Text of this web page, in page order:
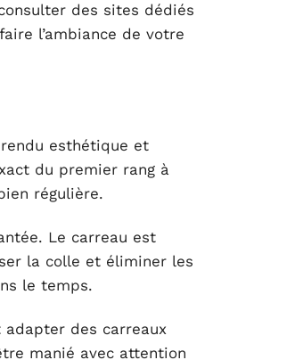
des sites dédiés
l’ambiance de votre
esthétique et
du premier rang à
régulière.
Le carreau est
la colle et éliminer les
le temps.
des carreaux
manié avec attention